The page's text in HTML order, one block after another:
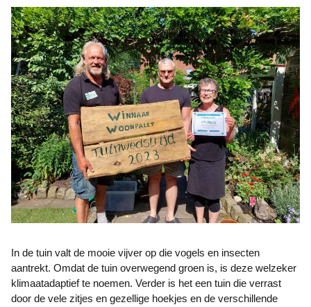
In de tuin valt de mooie vijver op die vogels en insecten
aantrekt. Omdat de tuin overwegend groen is, is deze welzeker
klimaatadaptief te noemen. Verder is het een tuin die verrast
door de vele zitjes en gezellige hoekjes en de verschillende